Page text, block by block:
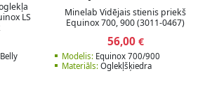
LS
Minelab Vidējais stienis priekš
Equinox 700, 900 (3011-0467)
56,00€
Modelis: Equinox 700/900
Materiāls: Oglekļšķiedra